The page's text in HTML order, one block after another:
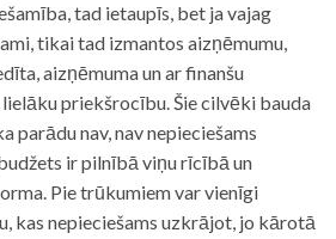
tad ietaupīs, bet ja vajag
tikai tad izmantos aizņēmumu,
aizņēmuma un ar finanšu
priekšrocību. Šie cilvēki bauda
parādu nav, nav nepieciešams
ir pilnībā viņu rīcībā un
Pie trūkumiem var vienīgi
kas nepieciešams uzkrājot, jo kārotā